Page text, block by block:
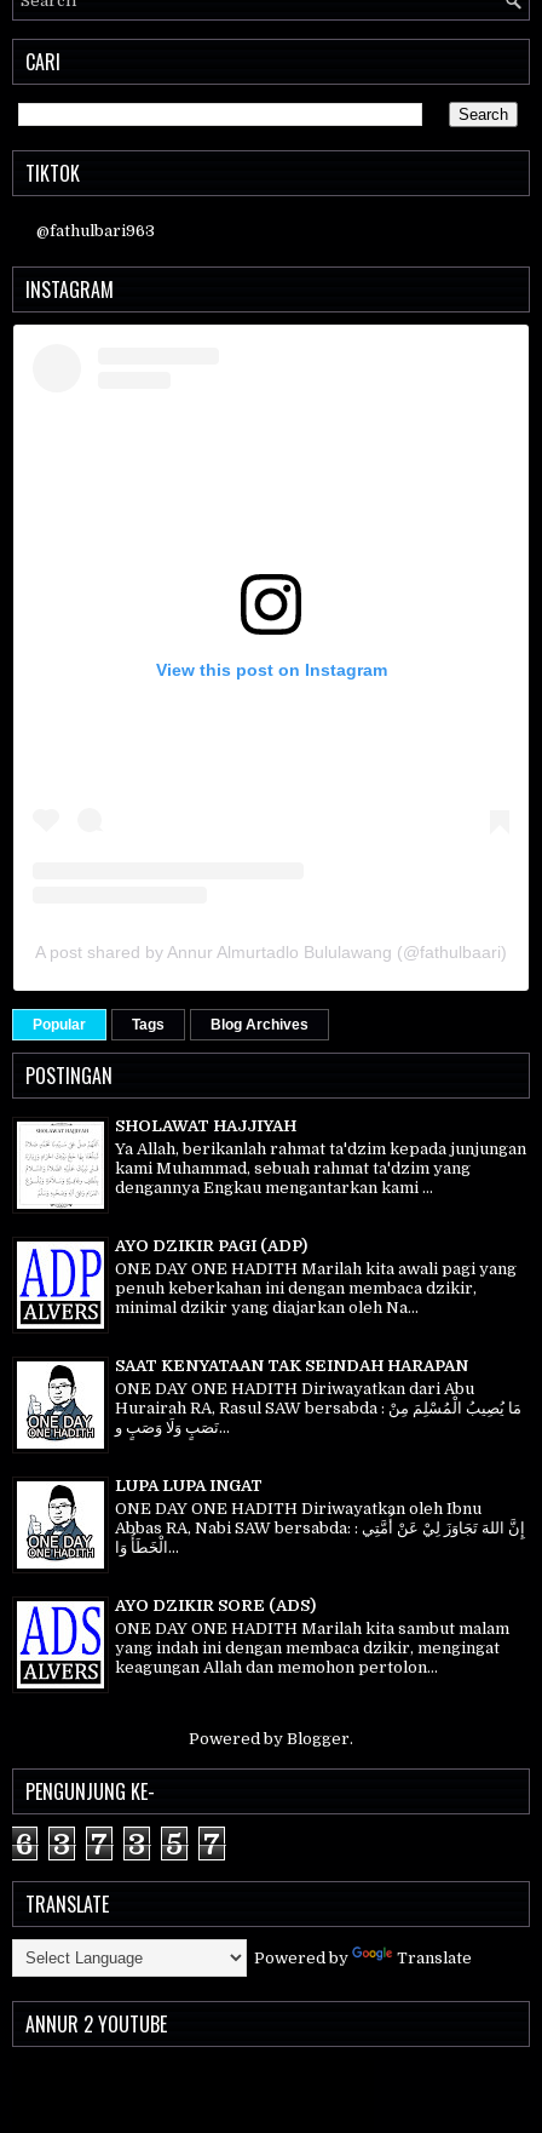
CARI
TIKTOK
@fathulbari963
INSTAGRAM
View this post on Instagram
A post shared by Annur Almurtadlo Bululawang (@fathulbaari)
Popular Tags Blog Archives
POSTINGAN
SHOLAWAT HAJJIYAH
Ya Allah, berikanlah rahmat ta'dzim kepada junjungan
kami Muhammad, sebuah rahmat ta'dzim yang
dengannya Engkau mengantarkan kami ...
AYO DZIKIR PAGI (ADP)
ONE DAY ONE HADITH Marilah kita awali pagi yang
penuh keberkahan ini dengan membaca dzikir,
minimal dzikir yang diajarkan oleh Na...
SAAT KENYATAAN TAK SEINDAH HARAPAN
ONE DAY ONE HADITH Diriwayatkan dari Abu
Hurairah RA, Rasul SAW bersabda : مَا يُصِيبُ الْمُسْلِمَ مِنْ
نَصَبٍ وَلَا وَصَبٍ و...
LUPA LUPA INGAT
ONE DAY ONE HADITH Diriwayatkan oleh Ibnu
Abbas RA, Nabi SAW bersabda: إِنَّ اللهَ تَجَاوَزَ لِيْ عَنْ أُمَّتِي :
الْخَطَأُ وَا...
AYO DZIKIR SORE (ADS)
ONE DAY ONE HADITH Marilah kita sambut malam
yang indah ini dengan membaca dzikir, mengingat
keagungan Allah dan memohon pertolon...
Powered by Blogger.
PENGUNJUNG KE-
6 3 7 3 5 7
TRANSLATE
Powered by Translate
ANNUR 2 YOUTUBE